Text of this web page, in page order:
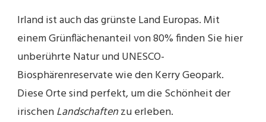
Irland ist auch das grünste Land Europas. Mit
einem Grünflächenanteil von 80% finden Sie hier
unberührte Natur und UNESCO-
Biosphärenreservate wie den Kerry Geopark.
Diese Orte sind perfekt, um die Schönheit der
irischenLandschaftenzu erleben.